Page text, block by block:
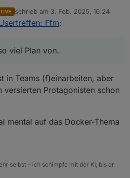
vergessen!
so viel Plan von.
schrieb am 3. Feb. 2025, 16:24
zuletzt editiert von
Ffm:
viel Plan von.
in Teams (f)einarbeiten, aber
Protagonisten schon
mental auf das Docker-Thema
selbst – ich schimpfe mit der KI, bis er